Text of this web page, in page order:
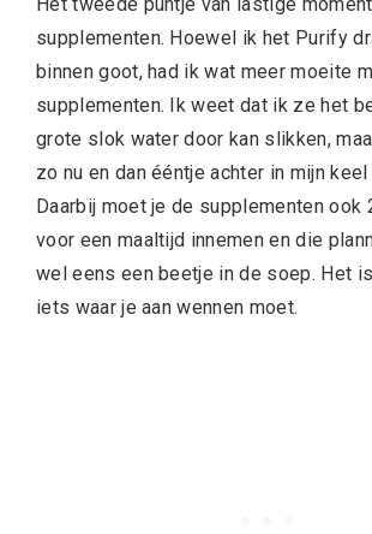
supplementen. Hoewel ik het Purify
binnen goot, had ik wat meer moeite
supplementen. Ik weet dat ik ze het
grote slok water door kan slikken,
zo nu en dan ééntje achter in mijn keel
Daarbij moet je de supplementen ook
voor een maaltijd innemen en die
wel eens een beetje in de soep. Het
iets waar je aan wennen moet.